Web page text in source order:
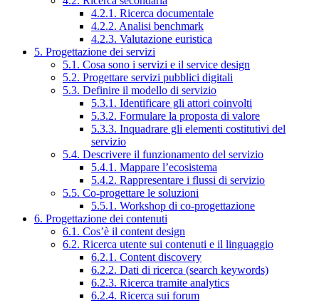
4.2.1. Ricerca documentale
4.2.2. Analisi benchmark
4.2.3. Valutazione euristica
5. Progettazione dei servizi
5.1. Cosa sono i servizi e il service design
5.2. Progettare servizi pubblici digitali
5.3. Definire il modello di servizio
5.3.1. Identificare gli attori coinvolti
5.3.2. Formulare la proposta di valore
5.3.3. Inquadrare gli elementi costitutivi del
servizio
5.4. Descrivere il funzionamento del servizio
5.4.1. Mappare l’ecosistema
5.4.2. Rappresentare i flussi di servizio
5.5. Co-progettare le soluzioni
5.5.1. Workshop di co-progettazione
6. Progettazione dei contenuti
6.1. Cos’è il content design
6.2. Ricerca utente sui contenuti e il linguaggio
6.2.1. Content discovery
6.2.2. Dati di ricerca (search keywords)
6.2.3. Ricerca tramite analytics
6.2.4. Ricerca sui forum